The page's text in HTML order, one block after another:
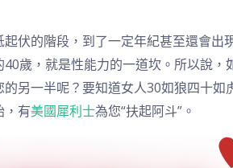
伏的階段，到了一定年紀甚至還會出
歲，就是性能力的一道坎。所以說
另一半呢？要知道女人30如狼四十
，有美國犀利士為您“扶起阿斗”。